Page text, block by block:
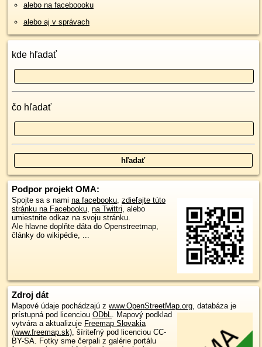
alebo na faceboooku
alebo aj v správach
kde hľadať
čo hľadať
Podpor projekt OMA:
Spojte sa s nami na facebooku, zdieľajte túto
stránku na Facebooku, na Twittri, alebo
umiestnite odkaz na svoju stránku.
Ale hlavne doplňte dáta do Openstreetmap,
články do wikipédie, ...
Zdroj dát
Mapové údaje pochádzajú z www.OpenStreetMap.org , databáza je
prístupná pod licenciou ODbL
Mapový podklad
vytvára a aktualizuje Freemap Slovakia
(www.freemap.sk) , šíriteľný pod licenciou CC-
BY-SA. Fotky sme čerpali z galérie portálu